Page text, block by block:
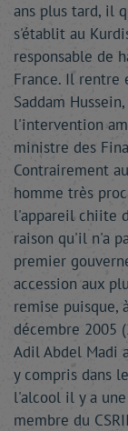
ans plus tard, il
s'établit au
responsable de
France. Il rentre
Saddam
l'intervention
ministre des
Contrairement
homme très
l'appareil chiite
raison qu'il n'a
premier
accession aux
remise puisque,
décembre 2005
Adil Abdel Madi
y compris dans
l'alcool il y a
membre du